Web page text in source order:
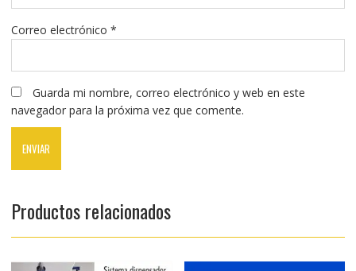
Correo electrónico *
Guarda mi nombre, correo electrónico y web en este
navegador para la próxima vez que comente.
Productos relacionados